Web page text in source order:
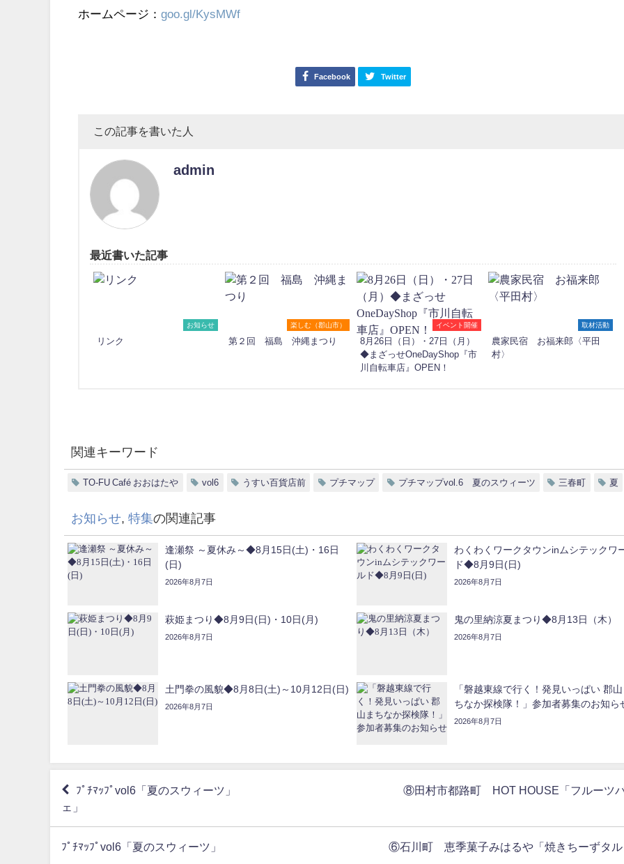
ホームページ： goo.gl/KysMWf
Facebook Twitter
この記事を書いた人
admin
最近書いた記事
お知らせ
リンク
楽しむ（郡山市）
第２回 福島 沖縄まつり
イベント開催
8月26日（日）・27日（月）
◆まざっせOneDayShop『市
川自転車店』OPEN！
取材活動
農家民宿 お福来郎〈平田
村〉
関連キーワード
TO-FU Café おおはたや vol6 うすい百貨店前 プチマップ プチマップvol.6 夏のスウィーツ 三春町 夏
お知らせ, 特集の関連記事
逢瀬祭 ～夏休み～◆8月15日(土)・16日
(日)
2026年8月7日
わくわくワークタウンinムシテックワ
ド◆8月9日(日)
2026年8月7日
萩姫まつり◆8月9日(日)・10日(月)
2026年8月7日
鬼の里納涼夏まつり◆8月13日（木）
2026年8月7日
土門拳の風貌◆8月8日(土)～10月12日(日)
2026年8月7日
「磐越東線で行く！発見いっぱい 郡山
ちなか探検隊！」参加者募集のお知ら
2026年8月7日
ﾌﾟﾁﾏｯﾌﾟvol6「夏のスウィーツ」 ⑧田村市都路町 HOT HOUSE「フルーツパ
ェ」
ﾌﾟﾁﾏｯﾌﾟvol6「夏のスウィーツ」 ⑥石川町 恵季菓子みはるや「焼きちーずタル